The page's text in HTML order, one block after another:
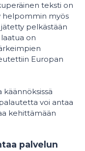
teksti on
helpommin myös
pelkästään
on
Europan
voi antaa
kehittämään
palvelun